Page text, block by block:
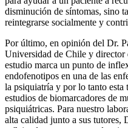
disminución de síntomas, sino
reintegrarse socialmente y
Por último, en opinión del Dr.
Universidad de Chile y director
estudio marca un punto de
endofenotipos en una de las
la psiquiatría y por lo tanto esta
estudios de biomarcadores de
psiquiátricas. Para nuestro
alta calidad junto a sus